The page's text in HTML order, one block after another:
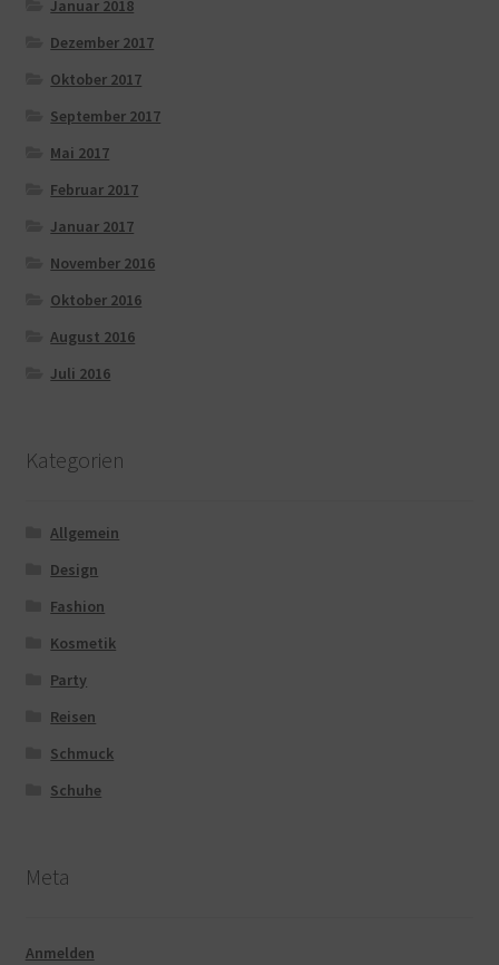
Januar 2018
Dezember 2017
Oktober 2017
September 2017
Mai 2017
Februar 2017
Januar 2017
November 2016
Oktober 2016
August 2016
Juli 2016
Kategorien
Allgemein
Design
Fashion
Kosmetik
Party
Reisen
Schmuck
Schuhe
Meta
Anmelden